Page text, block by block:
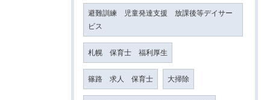
避難訓練 児童発達支援 放課後等デイサー
ビス
札幌 保育士 福利厚生
篠路 求人 保育士 大掃除